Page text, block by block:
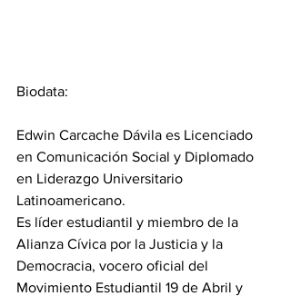
Biodata:
Edwin Carcache Dávila es Licenciado
en Comunicación Social y Diplomado
en Liderazgo Universitario
Latinoamericano.
Es líder estudiantil y miembro de la
Alianza Cívica por la Justicia y la
Democracia, vocero oficial del
Movimiento Estudiantil 19 de Abril y